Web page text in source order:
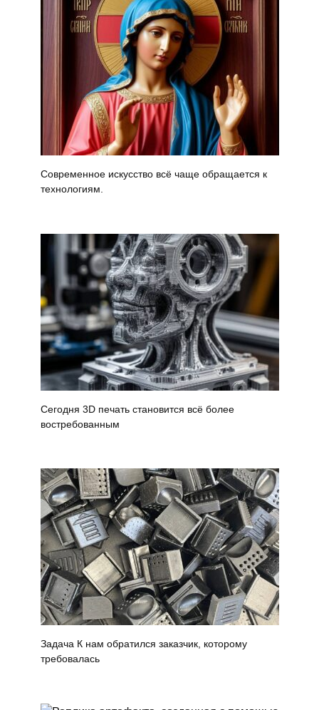
Современное искусство всё чаще обращается к
технологиям.
Сегодня 3D печать становится всё более
востребованным
Задача К нам обратился заказчик, которому
требовалась